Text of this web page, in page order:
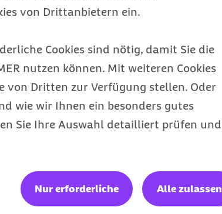
von Drittanbietern ein.
Cookies sind nötig, damit Sie die
nutzen können. Mit weiteren Cookies
von Dritten zur Verfügung stellen. Oder
wie wir Ihnen ein besonders gutes
Sie Ihre Auswahl detailliert prüfen und
Nur erforderliche Alle zulassen